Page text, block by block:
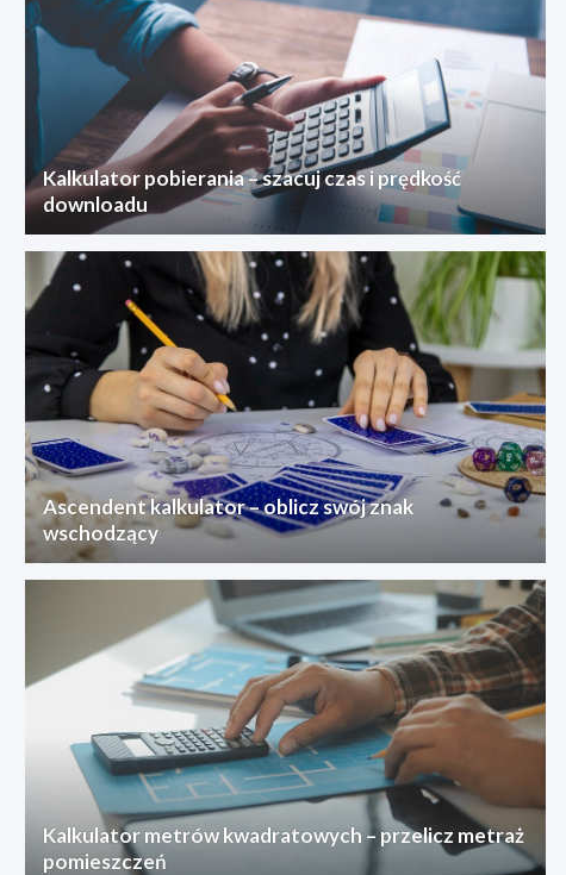
Kalkulator pobierania – szacuj czas i prędkość
downloadu
Ascendent kalkulator – oblicz swój znak
wschodzący
Kalkulator metrów kwadratowych – przelicz metraż
pomieszczeń